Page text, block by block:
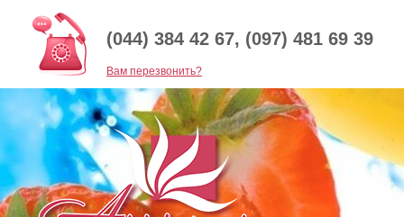
(044) 384 42 67, (097) 481 69 39
Baм перезвонить?